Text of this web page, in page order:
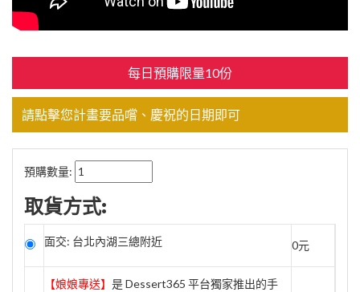
每日預購限量10份
請點擊您計畫要品嚐、慶祝的日期即可
預購數量:
取貨方式:
面交: 台北內湖三總附近 0元
【娘娘專送】 是 Dessert365 平台獨家推出的手